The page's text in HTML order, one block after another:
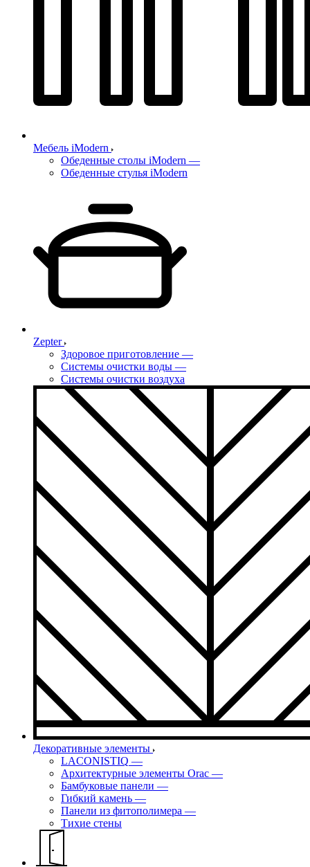
Мебель iModern
Обеденные столы iModern —
Обеденные стулья iModern
Zepter
Здоровое приготовление —
Системы очистки воды —
Системы очистки воздуха
Декоративные элементы
LACONISTIQ —
Архитектурные элементы Orac —
Бамбуковые панели —
Гибкий камень —
Панели из фитополимера —
Тихие стены